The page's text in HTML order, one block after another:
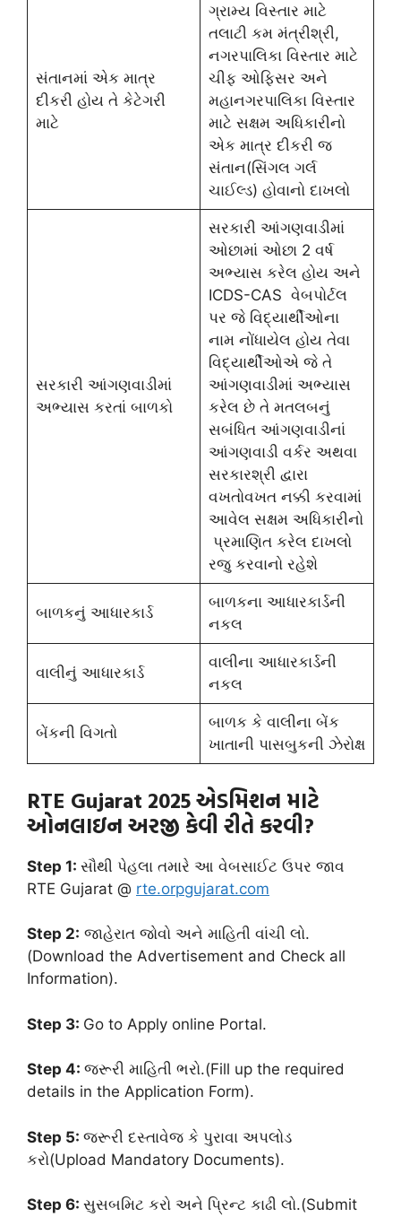
સંતાનમાં એક માત્ર
દીકરી હોય તે કેટેગરી
માટે
ગ્રામ્ય વિસ્તાર માટે
તલાટી કમ મંત્રીશ્રી,
નગરપાલિકા વિસ્તાર માટે
ચીફ ઓફિસર અને
મહાનગરપાલિકા વિસ્તાર
માટે સક્ષમ અધિકારીનો
એક માત્ર દીકરી જ
સંતાન(સિંગલ ગર્લ
ચાઈલ્ડ) હોવાનો દાખલો
સરકારી આંગણવાડીમાં
અભ્યાસ કરતાં બાળકો
સરકારી આંગણવાડીમાં
ઓછામાં ઓછા 2 વર્ષ
અભ્યાસ કરેલ હોય અને
ICDS-CAS વેબપોર્ટલ
પર જે વિદ્યાર્થીઓના
નામ નોંધાયેલ હોય તેવા
વિદ્યાર્થીઓએ જે તે
આંગણવાડીમાં અભ્યાસ
કરેલ છે તે મતલબનું
સબંધિત આંગણવાડીનાં
આંગણવાડી વર્કર અથવા
સરકારશ્રી દ્વારા
વખતોવખત નક્કી કરવામાં
આવેલ સક્ષમ અધિકારીનો
પ્રમાણિત કરેલ દાખલો
રજુ કરવાનો રહેશે
બાળકનું આધારકાર્ડ
બાળકના આધારકાર્ડની
નકલ​
વાલીનું આધારકાર્ડ
વાલીના આધારકાર્ડની
નકલ​
બેંકની વિગતો
બાળક કે વાલીના બેંક
ખાતાની પાસબુકની ઝેરોક્ષ
RTE Gujarat 2025 એડમિશન માટે
ઓનલાઇન અરજી કેવી રીતે કરવી?
Step 1: સૌથી પેહલા તમારે આ વેબસાઈટ ઉપર જાવ
RTE Gujarat @ rte.orpgujarat.com
Step 2: જાહેરાત જોવો અને માહિતી વાંચી લો.
(Download the Advertisement and Check all
Information).
Step 3: Go to Apply online Portal.
Step 4: જરૂરી માહિતી ભરો.(Fill up the required
details in the Application Form).
Step 5: જરૂરી દસ્તાવેજ કે પુરાવા અપલોડ
કરો(Upload Mandatory Documents).
Step 6: સુસબમિટ કરો અને પ્રિન્ટ કાઢી લો.(Submit